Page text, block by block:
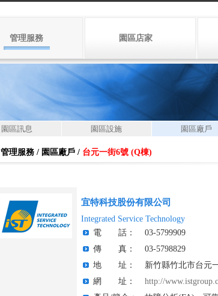
管理服務 園區店家
園區訊息 園區設施 園區廠戶
管理服務 / 園區廠戶 / 台元一街6號 (Q棟)
宜特科技股份有限公司
Integrated Service Technology
電 話：
03-5799909
傳 真：
03-5798829
地 址：
新竹縣竹北市台元
網 址：
http://